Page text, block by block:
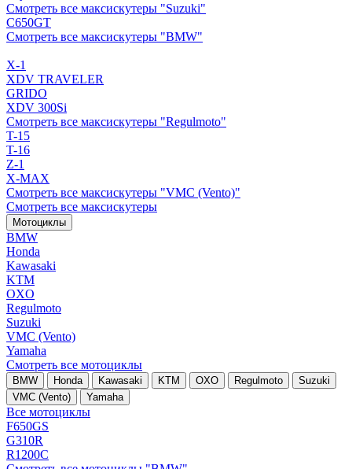
Смотреть все максискутеры "Suzuki"
C650GT
Смотреть все максискутеры "BMW"
X-1
XDV TRAVELER
GRIDO
XDV 300Si
Смотреть все максискутеры "Regulmoto"
T-15
T-16
Z-1
X-MAX
Смотреть все максискутеры "VMC (Vento)"
Смотреть все максискутеры
Мотоциклы
BMW
Honda
Kawasaki
KTM
OXO
Regulmoto
Suzuki
VMC (Vento)
Yamaha
Смотреть все мотоциклы
BMW Honda Kawasaki KTM OXO Regulmoto
Suzuki
VMC (Vento)
Yamaha
Все мотоциклы
F650GS
G310R
R1200C